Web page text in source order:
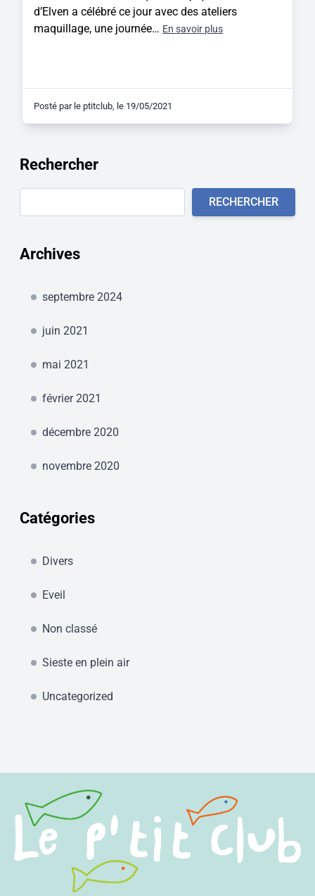
d’Elven a célébré ce jour avec des ateliers
maquillage, une journée… En savoir plus
Posté par le ptitclub, le 19/05/2021
Rechercher
RECHERCHER
Archives
septembre 2024
juin 2021
mai 2021
février 2021
décembre 2020
novembre 2020
Catégories
Divers
Eveil
Non classé
Sieste en plein air
Uncategorized